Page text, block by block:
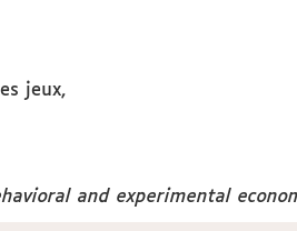
jeux,
and experimental